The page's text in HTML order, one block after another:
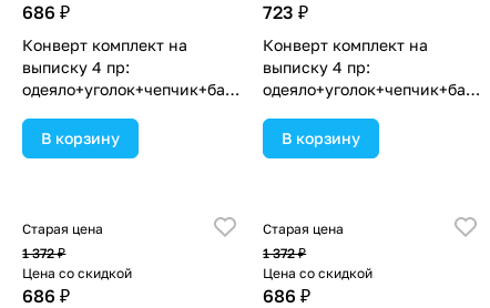
686 ₽
Конверт комплект на
выписку 4 пр:
одеяло+уголок+чепчик+бант
ассортименте.
В корзину
723 ₽
Конверт комплект на
выписку 4 пр:
одеяло+уголок+чепчик+бант
ассортименте.
В корзину
Старая цена
1 372 ₽
Цена со скидкой
686 ₽
Старая цена
1 372 ₽
Цена со скидкой
686 ₽